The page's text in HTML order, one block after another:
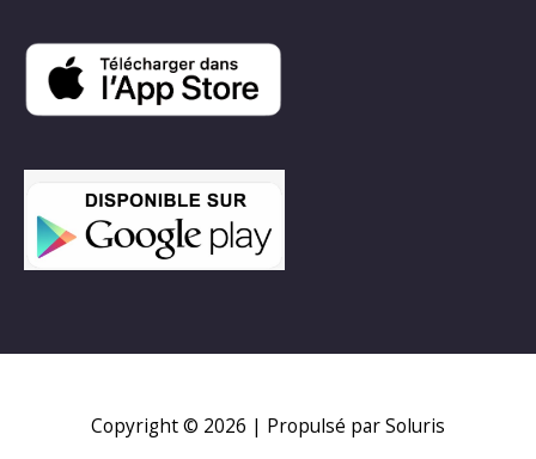
Copyright © 2026 | Propulsé par Soluris